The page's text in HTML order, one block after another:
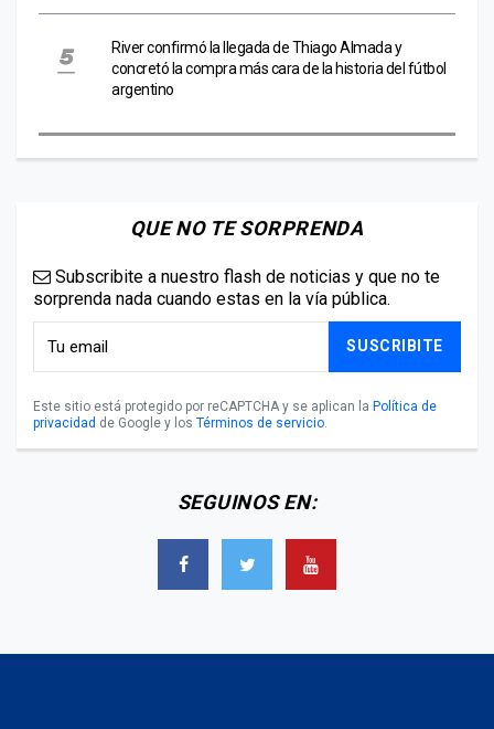
River confirmó la llegada de Thiago Almada y
concretó la compra más cara de la historia del fútbol
argentino
QUE NO TE SORPRENDA
Subscribite a nuestro flash de noticias y que no te
sorprenda nada cuando estas en la vía pública.
SUSCRIBITE
Este sitio está protegido por reCAPTCHA y se aplican la Política de
privacidad de Google y los Términos de servicio.
SEGUINOS EN: